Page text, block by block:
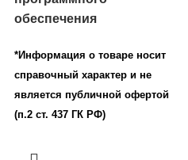
*Информация о товаре носит
справочный характер и не
является публичной офертой
(п.2 ст. 437 ГК РФ)